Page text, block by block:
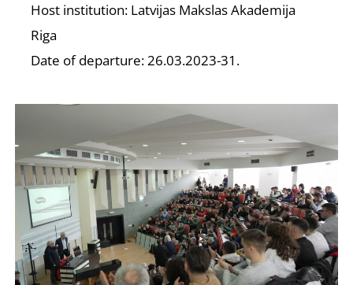
Host institution: Latvijas Makslas Akademija
Riga
Date of departure: 26.03.2023-31.